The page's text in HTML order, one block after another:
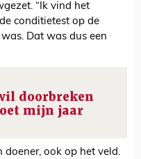
“Ik vind het
conditietest op de
Dat was dus een
doorbreken
mijn jaar
doener, ook op het veld.